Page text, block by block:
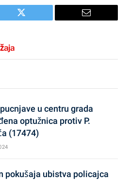
Twitter Email
u centru grada
optužnica protiv P.
(17474)
pokušaja ubistva policajca